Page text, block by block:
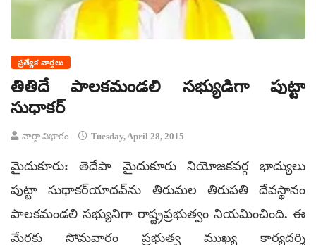
ప్రత్యేక వార్తలు
తితిదే పాలకమండలి సభ్యుడిగా పుట్టా
సుధాకర్
వార్తా విభాగం Tuesday, April 28, 2015
మైదుకూరు: తెదేపా మైదుకూరు నియోజకవర్గ భాద్యులు
పుట్టా సుధాకర్‌యాదవ్‌ను తిరుమల తిరుపతి దేవస్థానం
పాలకమండలి సభ్యునిగా రాష్ట్రప్రభుత్వం నియమించింది. ఈ
మేరకు సోమవారం ప్రభుత్వ ముఖ్య కార్యదర్శి